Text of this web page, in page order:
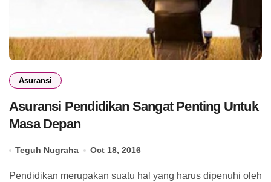
Asuransi
Asuransi Pendidikan Sangat Penting Untuk
Masa Depan
Teguh Nugraha Oct 18, 2016
Pendidikan merupakan suatu hal yang harus dipenuhi oleh